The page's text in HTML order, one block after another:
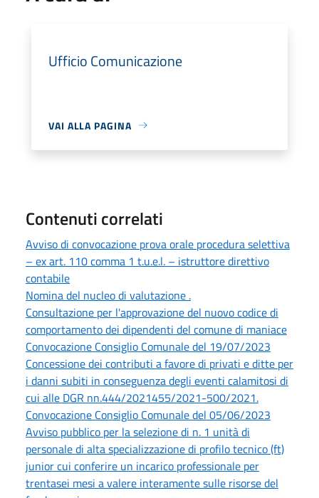
Ufficio Comunicazione
VAI ALLA PAGINA
Contenuti correlati
Avviso di convocazione prova orale procedura selettiva
– ex art. 110 comma 1 t.u.e.l. – istruttore direttivo
contabile
Nomina del nucleo di valutazione .
Consultazione per l'approvazione del nuovo codice di
comportamento dei dipendenti del comune di maniace
Convocazione Consiglio Comunale del 19/07/2023
Concessione dei contributi a favore di privati e ditte per
i danni subiti in conseguenza degli eventi calamitosi di
cui alle DGR nn.444/2021455/2021-500/2021.
Convocazione Consiglio Comunale del 05/06/2023
Avviso pubblico per la selezione di n. 1 unità di
personale di alta specializzazione di profilo tecnico (ft)
junior cui conferire un incarico professionale per
trentasei mesi a valere interamente sulle risorse del